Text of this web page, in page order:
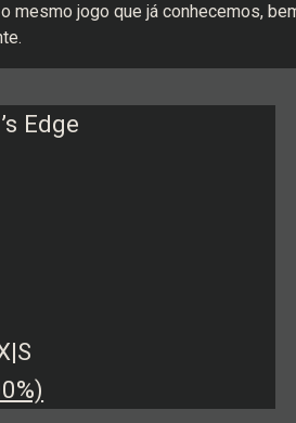
mesmo jogo que já conhecemos,
Edge